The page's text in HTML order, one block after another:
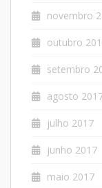
novembro
outubro
setembro
agosto
julho 2017
junho 2017
maio 2017